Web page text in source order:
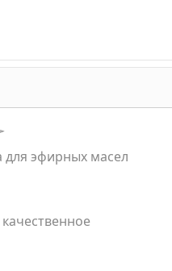
для эфирных масел